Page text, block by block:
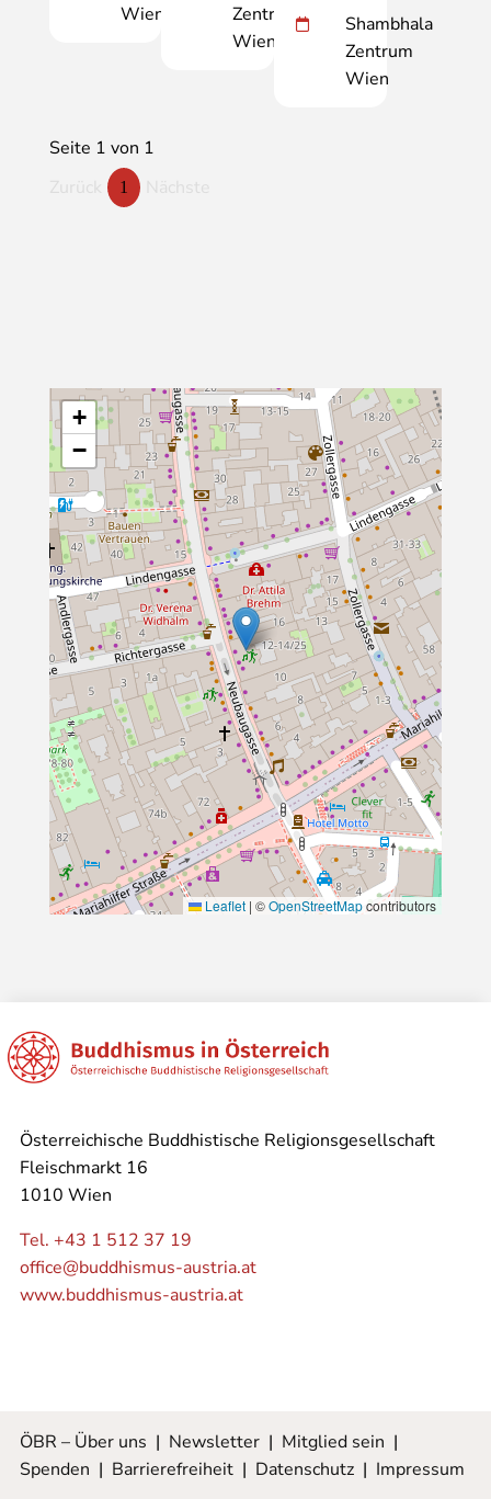
Wien
Zentrum
Wien
Shambhala
Zentrum
Wien
Seite 1 von 1
1
+
−
Leaflet | ©OpenStreetMapcontributors
Österreichische Buddhistische Religionsgesellschaft
Fleischmarkt 16
1010 Wien
Tel. +43 1 512 37 19
office@buddhismus-austria.at
www.buddhismus-austria.at
ÖBR – Über uns | Newsletter| Mitglied sein |
Spenden | Barrierefreiheit| Datenschutz| Impressum